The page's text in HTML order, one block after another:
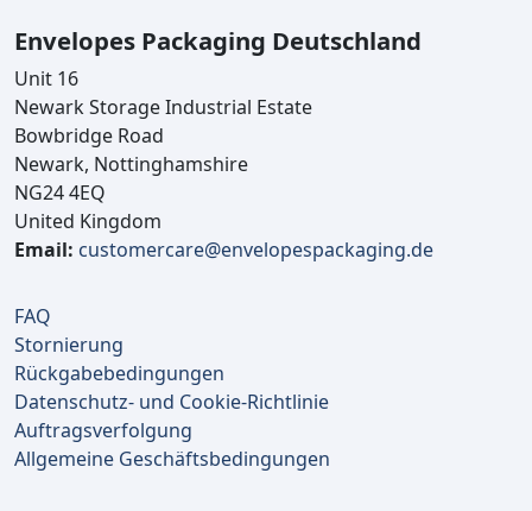
Envelopes Packaging Deutschland
Unit 16
Newark Storage Industrial Estate
Bowbridge Road
Newark, Nottinghamshire
NG24 4EQ
United Kingdom
Email: customercare@envelopespackaging.de
FAQ
Stornierung
Rückgabebedingungen
Datenschutz- und Cookie-Richtlinie
Auftragsverfolgung
Allgemeine Geschäftsbedingungen